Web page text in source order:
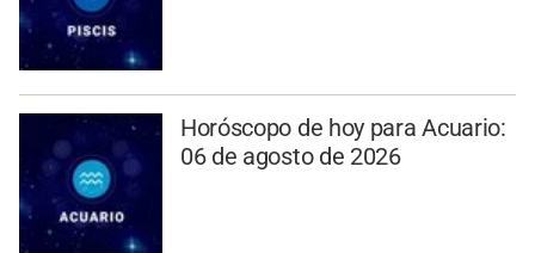
Horóscopo de hoy para Acuario:
06 de agosto de 2026